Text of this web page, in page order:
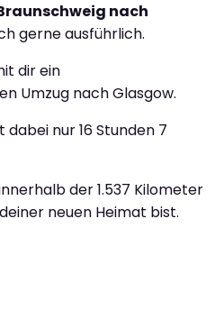
nach
gerne ausführlich.
dir ein
Umzug nach Glasgow.
nur 16 Stunden 7
der 1.537 Kilometer
neuen Heimat bist.